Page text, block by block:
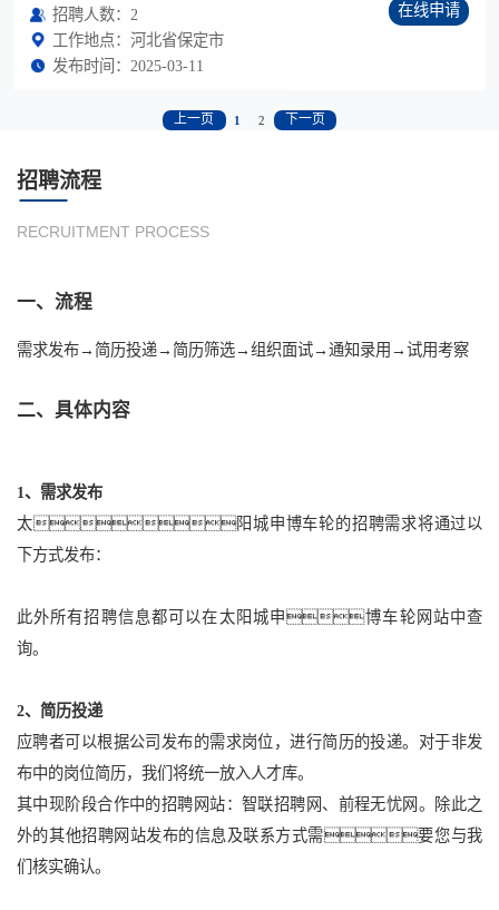
招聘人数：2
工作地点：河北省保定市
发布时间：2025-03-11
在线申请
上一页 1 2 下一页
招聘流程
RECRUITMENT PROCESS
一、流程
需求发布→简历投递→简历筛选→组织面试→通知录用→试用考察
二、具体内容
1、需求发布
太阳城申博车轮的招聘需求将通过以
下方式发布：
此外所有招聘信息都可以在太阳城申博车轮网站中查
询。
2、简历投递
应聘者可以根据公司发布的需求岗位，进行简历的投递。对于非发
布中的岗位简历，我们将统一放入人才库。
其中现阶段合作中的招聘网站：智联招聘网、前程无忧网。除此之
外的其他招聘网站发布的信息及联系方式需要您与我
们核实确认。